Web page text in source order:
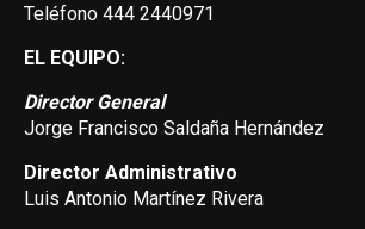
Teléfono 444 2440971
EL EQUIPO:
Director General
Jorge Francisco Saldaña Hernández
Director Administrativo
Luis Antonio Martínez Rivera